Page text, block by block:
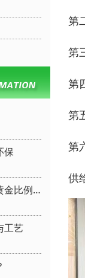
保
博物馆展柜尺寸揭秘：守护文物之美的黄金比例！
工艺
第
第
第
第
第
供